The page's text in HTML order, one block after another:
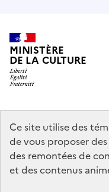
Ce site utilise des
de vous proposer
des remontées de
et des contenus
MINISTÈRE
DE LA CULTURE
data.gouv.fr
service-public.gouv.fr